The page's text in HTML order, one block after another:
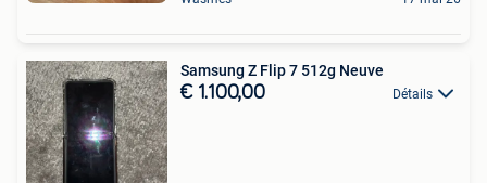
Samsung Z Flip 7 512g Neuve
€ 1.100,00 Détails